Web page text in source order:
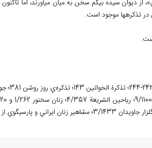
از ديوان سيده بيگم سخن به ميان ميآورند، اما
تذکرهها موجود است.
گوي از